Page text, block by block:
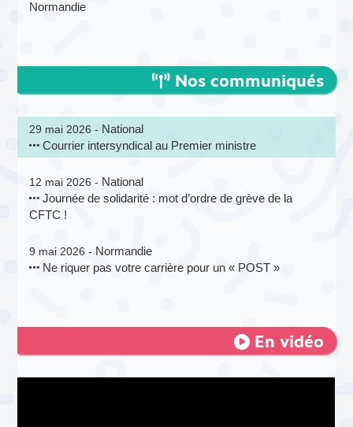
Normandie
Nos communiqués
29 mai 2026 - National
Courrier intersyndical au Premier ministre
12 mai 2026 - National
Journée de solidarité : mot d’ordre de grève de la
CFTC !
9 mai 2026 - Normandie
Ne riquer pas votre carrière pour un « POST »
En vidéo